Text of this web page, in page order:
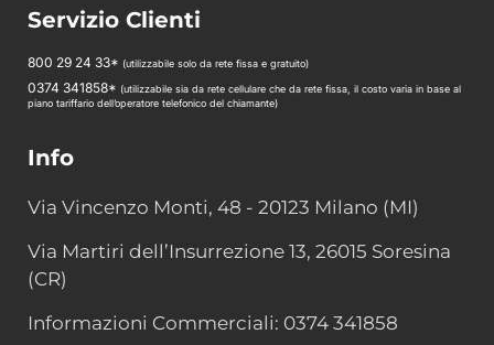
Servizio Clienti
800 29 24 33* (utilizzabile solo da rete fissa e gratuito)
0374 341858* (utilizzabile sia da rete cellulare che da rete fissa, il costo varia in base al
piano tariffario dell’operatore telefonico del chiamante)
Info
Via Vincenzo Monti, 48 - 20123 Milano (MI)
Via Martiri dell’Insurrezione 13, 26015 Soresina
(CR)
Informazioni Commerciali: 0374 341858